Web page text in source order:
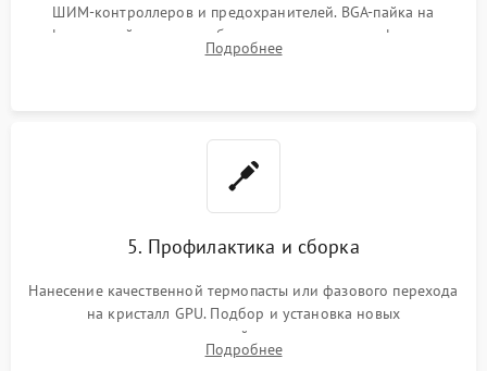
ШИМ-контроллеров и предохранителей. BGA-пайка на
инфракрасной станции реболлинг или замена графического
чипа и дефектной памяти GDDR. Прошивка BIOS
Подробнее
5. Профилактика и сборка
Нанесение качественной термопасты или фазового перехода
на кристалл GPU. Подбор и установка новых
термопрокладок правильной толщины на память и цепи
питания. Монтаж радиатора и бэкплейта, подключение и
Подробнее